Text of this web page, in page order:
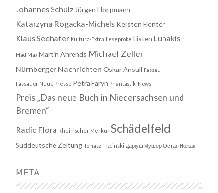
Johannes Schulz Jürgen Hoppmann
Katarzyna Rogacka-Michels Kersten Flenter
Klaus Seehafer Kultura-Extra Leseprobe Listen Lunakis
Mad Max Martin Ahrends Michael Zeller
Nürnberger Nachrichten Oskar Ansull Passau
Passauer Neue Presse Petra Faryn Phantastik-News
Preis „Das neue Buch in Niedersachsen und
Bremen“
Radio Flora Rheinischer Merkur Schädelfeld
Süddeutsche Zeitung Tomasz Trzcinski Даріуш Мушер Остап Ножак
META